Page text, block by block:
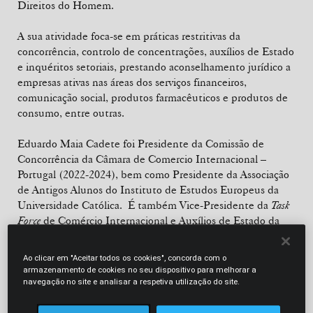
Direitos do Homem.
A sua atividade foca-se em práticas restritivas da
concorrência, controlo de concentrações, auxílios de Estado
e inquéritos setoriais, prestando aconselhamento jurídico a
empresas ativas nas áreas dos serviços financeiros,
comunicação social, produtos farmacêuticos e produtos de
consumo, entre outras.
Eduardo Maia Cadete foi Presidente da Comissão de
Concorrência da Câmara de Comercio Internacional –
Portugal (2022-2024), bem como Presidente da Associação
de Antigos Alunos do Instituto de Estudos Europeus da
Universidade Católica. É também Vice-Presidente da Task
Forcede Comércio Internacional e Auxílios de Estado da
Autor de artigos publicados naInternational European Law
Tax Review,International Law Office ,Revista da Ordem dos
Ao clicar em "Aceitar todos os cookies", concorda com o
armazenamento de cookies no seu dispositivo para melhorar a
navegação no site e analisar a respetiva utilização do site.